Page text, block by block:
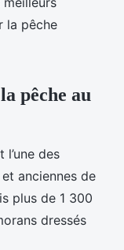
la pêche
pêche au
l’une des
anciennes de
plus de 1 300
dressés